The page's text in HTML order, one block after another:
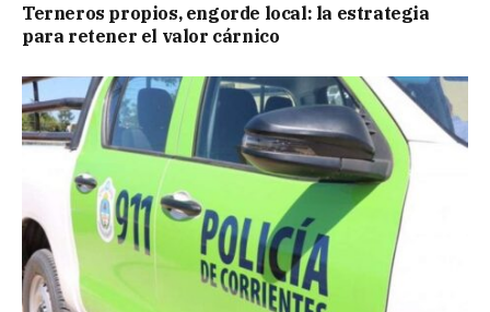
Terneros propios, engorde local: la estrategia
para retener el valor cárnico